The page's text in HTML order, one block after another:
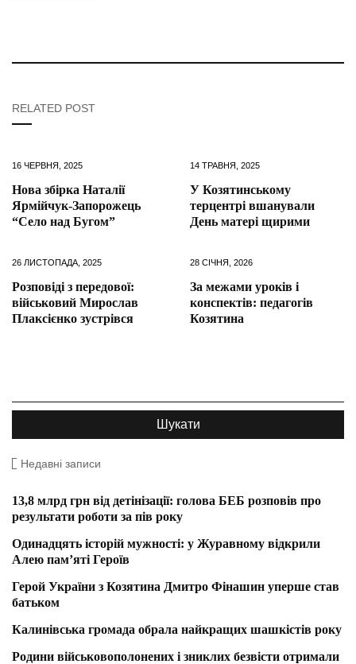
RELATED POST
16 ЧЕРВНЯ, 2025
Нова збірка Наталії
Ярмійчук-Запорожець
“Село над Бугом”
14 ТРАВНЯ, 2025
У Козятинському
терцентрі вшанували
День матері щирими
26 ЛИСТОПАДА, 2025
Розповіді з передової:
військовий Мирослав
Плаксієнко зустрівся
28 СІЧНЯ, 2026
За межами уроків і
конспектів: педагогів
Козятина
Недавні записи
13,8 млрд грн від детінізації: голова БЕБ розповів про
результати роботи за пів року
Одинадцять історій мужності: у Журавному відкрили
Алею пам’яті Героїв
Герой України з Козятина Дмитро Фінашин уперше став
батьком
Калинівська громада обрала найкращих шашкістів року
Родини військовополонених і зниклих безвісти отримали